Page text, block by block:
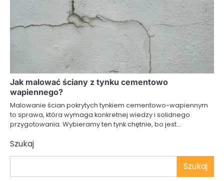
Jak malować ściany z tynku cementowo
wapiennego?
Malowanie ścian pokrytych tynkiem cementowo-wapiennym
to sprawa, która wymaga konkretnej wiedzy i solidnego
przygotowania. Wybieramy ten tynk chętnie, bo jest…
Szukaj
Szukaj